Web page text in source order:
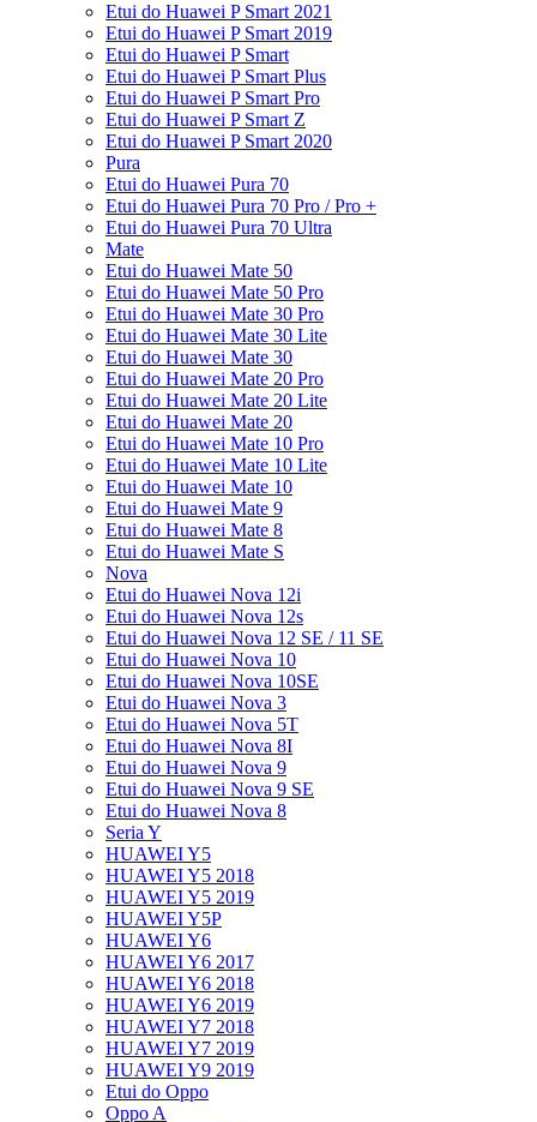
Etui do Huawei P Smart 2021
Etui do Huawei P Smart 2019
Etui do Huawei P Smart
Etui do Huawei P Smart Plus
Etui do Huawei P Smart Pro
Etui do Huawei P Smart Z
Etui do Huawei P Smart 2020
Pura
Etui do Huawei Pura 70
Etui do Huawei Pura 70 Pro / Pro +
Etui do Huawei Pura 70 Ultra
Mate
Etui do Huawei Mate 50
Etui do Huawei Mate 50 Pro
Etui do Huawei Mate 30 Pro
Etui do Huawei Mate 30 Lite
Etui do Huawei Mate 30
Etui do Huawei Mate 20 Pro
Etui do Huawei Mate 20 Lite
Etui do Huawei Mate 20
Etui do Huawei Mate 10 Pro
Etui do Huawei Mate 10 Lite
Etui do Huawei Mate 10
Etui do Huawei Mate 9
Etui do Huawei Mate 8
Etui do Huawei Mate S
Nova
Etui do Huawei Nova 12i
Etui do Huawei Nova 12s
Etui do Huawei Nova 12 SE / 11 SE
Etui do Huawei Nova 10
Etui do Huawei Nova 10SE
Etui do Huawei Nova 3
Etui do Huawei Nova 5T
Etui do Huawei Nova 8I
Etui do Huawei Nova 9
Etui do Huawei Nova 9 SE
Etui do Huawei Nova 8
Seria Y
HUAWEI Y5
HUAWEI Y5 2018
HUAWEI Y5 2019
HUAWEI Y5P
HUAWEI Y6
HUAWEI Y6 2017
HUAWEI Y6 2018
HUAWEI Y6 2019
HUAWEI Y7 2018
HUAWEI Y7 2019
HUAWEI Y9 2019
Etui do Oppo
Oppo A